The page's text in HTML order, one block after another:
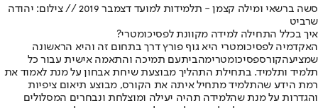
סשה ברשאי ומילה קצמן - תלמידות למועד דצמבר 2019 // צילום: יהודה
שרביט
איך בכלל התחילה למידה מקוונת לפסיכומטרי?
האקדמיה לפסיכומטרי היא גוף פורץ דרך בתחום זה והיא הראשונה
שמציעהקורספסיכומטרימהביתעם תמיכה והתאמה אישית עבור כל
תלמיד ותלמיד. בתחילת התהליך מבוצעת שיחת אבחון על מנת לאמוד את
רמת הידע שהתלמיד מתחיל איתה את הקורס, מבוצע תיאום ציפיות
והגדרות על מנת שהלמידה תהיה יעילה ומוצלחת ונבחרים המסלולים